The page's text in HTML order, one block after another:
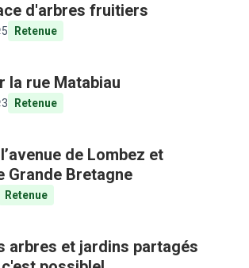
d'arbres fruitiers
5 Retenue
la rue Matabiau
3 Retenue
de Lombez et
Grande Bretagne
Retenue
arbres et jardins partagés